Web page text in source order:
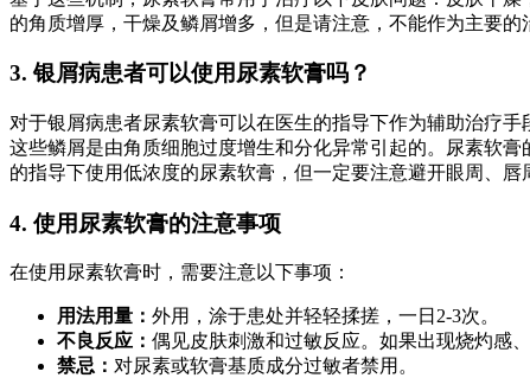
的角质增厚，干燥及鳞屑增多，但是请注意，不能作为主要的
3. 银屑病患者可以使用尿素软膏吗？
对于银屑病患者尿素软膏可以在医生的指导下作为辅助治疗
这些鳞屑是由角质细胞过度增生和分化异常引起的。尿素软
的指导下使用低浓度的尿素软膏，但一定要注意避开眼周、唇
4. 使用尿素软膏的注意事项
在使用尿素软膏时，需要注意以下事项：
用法用量： 外用，涂于患处并轻轻揉搓，一日2-3次。
不良反应： 偶见皮肤刺激和过敏反应。如果出现烧灼感
禁忌： 对尿素或软膏基质成分过敏者禁用。